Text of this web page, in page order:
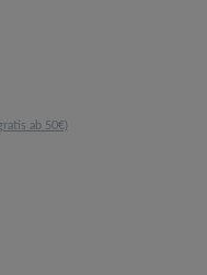
ab 50€)